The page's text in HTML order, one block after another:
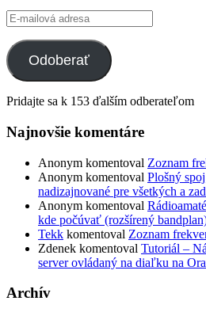
E-
mailová
adresa
Odoberať
Pridajte sa k 153 ďalším odberateľom
Najnovšie komentáre
Anonym komentoval Zoznam
Anonym komentoval Plošný
nadizajnované pre všetkých a
Anonym komentoval
kde počúvať (rozšírený
Tekk komentoval Zoznam
Zdenek komentoval Tutoriál –
server ovládaný na diaľku na
Archív